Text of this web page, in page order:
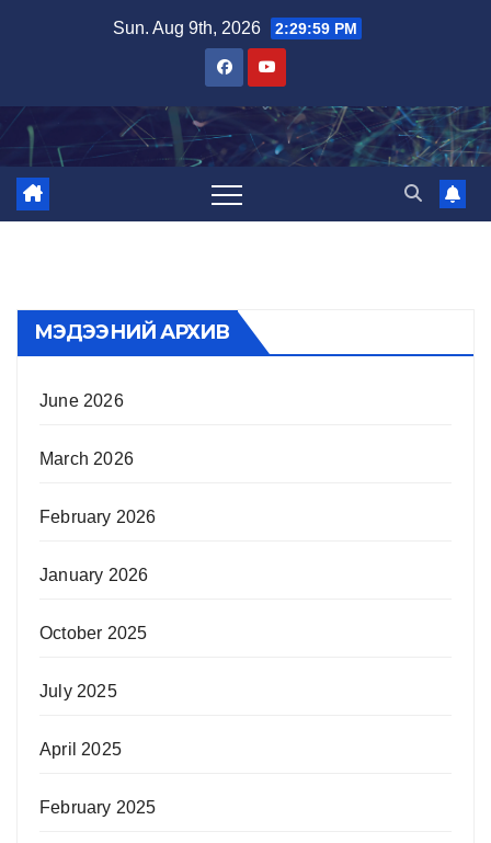
Sun. Aug 9th, 2026 2:30:00 PM
МЭДЭЭНИЙ АРХИВ
June 2026
March 2026
February 2026
January 2026
October 2025
July 2025
April 2025
February 2025